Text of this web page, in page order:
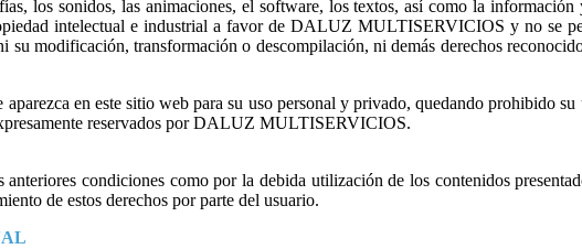
los sonidos, las animaciones, el software, los textos, así como la
intelectual e industrial a favor de DALUZ MULTISERVICIOS y no se
modificación, transformación o descompilación, ni demás derechos
en este sitio web para su uso personal y privado, quedando prohibido
reservados por DALUZ MULTISERVICIOS.
condiciones como por la debida utilización de los contenidos
de estos derechos por parte del usuario.